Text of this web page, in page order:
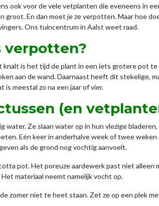
ook voor de vele vetplanten die eveneens in
groot. En dan moet je ze verpotten. Maar hoe
Ons tuincentrum in Aalst weet raad.
verpotten?
knalt is het tijd de plant in een iets grotere pot te
aan de wand. Daarnaast heeft dit stekelige,
meestal zo na een jaar of vier.
(en
Ze slaan water op in hun vlezige bladeren,
Eén keer in anderhalve week of twee
als de grond nog vochtig aanvoelt.
pot. Het poreuze aardewerk past niet
materiaal neemt namelijk vocht op.
zomer niet te heet staan. Zet ze op een plek